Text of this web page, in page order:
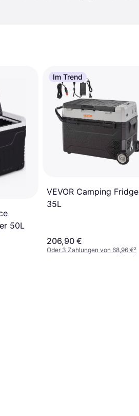
50L
Im Trend
VEVOR Camping Fridge
35L
206,90 €
Oder 3 Zahlungen von 68,96 €²